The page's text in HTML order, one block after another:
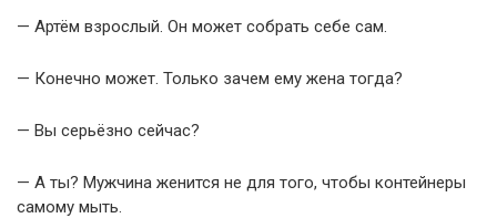
— Артём взрослый. Он может собрать себе сам.
— Конечно может. Только зачем ему жена тогда?
— Вы серьёзно сейчас?
— А ты? Мужчина женится не для того, чтобы контейнеры
самому мыть.